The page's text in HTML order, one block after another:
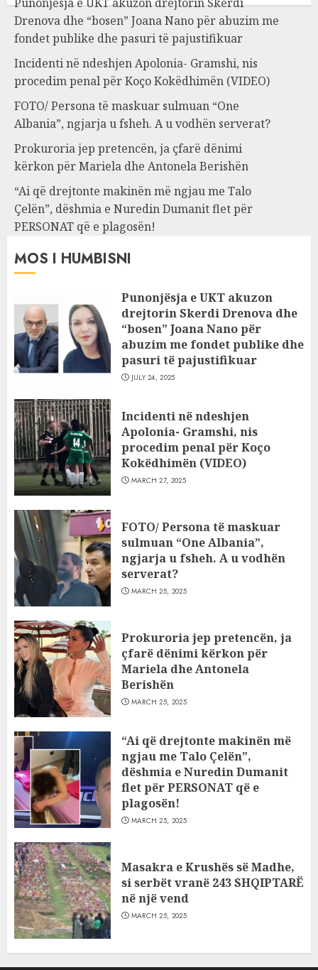
Drenova dhe “bosen” Joana Nano për abuzim me
fondet publike dhe pasuri të pajustifikuar
Incidenti në ndeshjen Apolonia- Gramshi, nis
procedim penal për Koço Kokëdhimën (VIDEO)
FOTO/ Persona të maskuar sulmuan “One
Albania”, ngjarja u fsheh. A u vodhën serverat?
Prokuroria jep pretencën, ja çfarë dënimi
kërkon për Mariela dhe Antonela Berishën
“Ai që drejtonte makinën më ngjau me Talo
Çelën”, dëshmia e Nuredin Dumanit flet për
PERSONAT që e plagosën!
MOS I HUMBISNI
Punonjësja e UKT akuzon
drejtorin Skerdi Drenova dhe
“bosen” Joana Nano për
abuzim me fondet publike dhe
pasuri të pajustifikuar
JULY 24, 2025
Incidenti në ndeshjen
Apolonia- Gramshi, nis
procedim penal për Koço
Kokëdhimën (VIDEO)
MARCH 27, 2025
FOTO/ Persona të maskuar
sulmuan “One Albania”,
ngjarja u fsheh. A u vodhën
serverat?
MARCH 25, 2025
Prokuroria jep pretencën, ja
çfarë dënimi kërkon për
Mariela dhe Antonela
Berishën
MARCH 25, 2025
“Ai që drejtonte makinën më
ngjau me Talo Çelën”,
dëshmia e Nuredin Dumanit
flet për PERSONAT që e
plagosën!
MARCH 25, 2025
Masakra e Krushës së Madhe,
si serbët vranë 243 SHQIPTARË
në një vend
MARCH 25, 2025